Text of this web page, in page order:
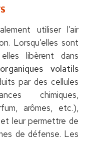
utiliser l’air
Lorsqu’elles sont
libèrent dans
volatils
par des cellules
chimiques,
arômes, etc.),
leur permettre de
de défense. Les